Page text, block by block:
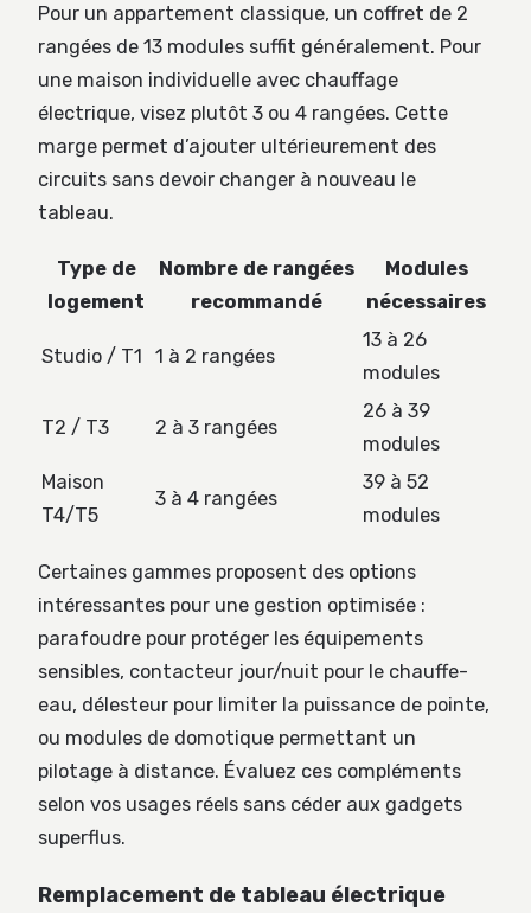
Pour un appartement classique, un coffret de 2
rangées de 13 modules suffit généralement. Pour
une maison individuelle avec chauffage
électrique, visez plutôt 3 ou 4 rangées. Cette
marge permet d’ajouter ultérieurement des
circuits sans devoir changer à nouveau le
tableau.
Type de
logement
Nombre de rangées
recommandé
Modules
nécessaires
Studio / T1 1 à 2 rangées
13 à 26
modules
T2 / T3 2 à 3 rangées
26 à 39
modules
Maison
T4/T5
3 à 4 rangées
39 à 52
modules
Certaines gammes proposent des options
intéressantes pour une gestion optimisée :
parafoudre pour protéger les équipements
sensibles, contacteur jour/nuit pour le chauffe-
eau, délesteur pour limiter la puissance de pointe,
ou modules de domotique permettant un
pilotage à distance. Évaluez ces compléments
selon vos usages réels sans céder aux gadgets
superflus.
Remplacement de tableau électrique